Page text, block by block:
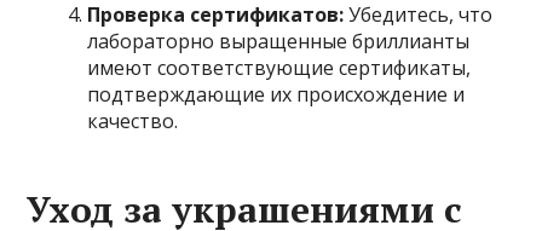
Проверка сертификатов:Убедитесь, что
лабораторно выращенные бриллианты
имеют соответствующие сертификаты,
подтверждающие их происхождение и
качество.
Уход за украшениями с